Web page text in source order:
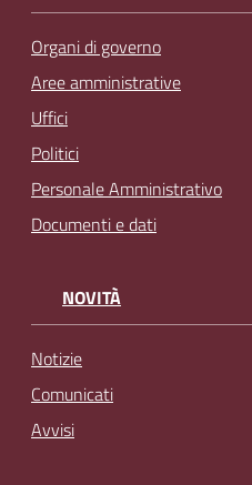
n
e
Tutti
gli
argomenti...
Seguici
Organi di governo
Aree amministrative
Uffici
Politici
Personale Amministrativo
Documenti e dati
NOVITÀ
Notizie
Comunicati
Avvisi